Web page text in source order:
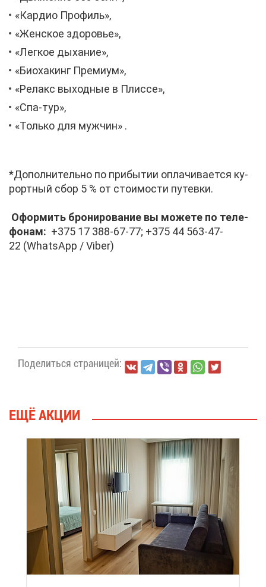
«Кар­дио Про­филь»,
«Жен­ское здо­ро­вье»,
«Лег­кое ды­ха­ние»,
«Биох­а­кинг Пре­ми­ум»,
«Ре­лакс вы­ход­ные в Плис­се»,
«Спа-тур»,
«Толь­ко для муж­чин» .
*До­пол­ни­тель­но по при­бы­тии опла­чи­ва­ет­ся ку­
рорт­ный сбор 5 % от сто­и­мо­сти пу­тев­ки.
Офор­мить бро­ни­ро­ва­ние вы мо­же­те по те­ле­
фо­нам: +375 17 388-67-77; +375 44 563-47-
22 (WhatsApp / Viber)
По­де­лить­ся стра­ни­цей:
ЕЩЁ АК­ЦИИ